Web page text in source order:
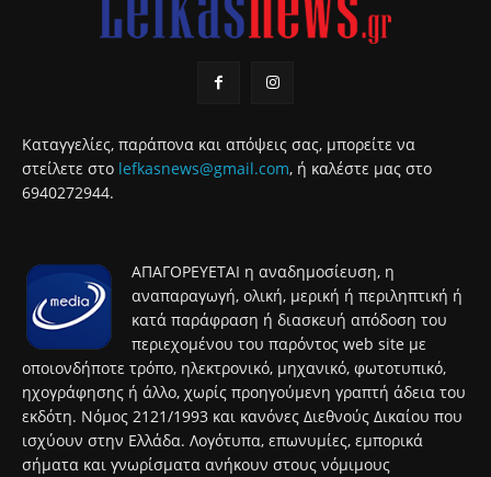
Καταγγελίες, παράπονα και απόψεις σας, μπορείτε να
στείλετε στο lefkasnews@gmail.com, ή καλέστε μας στο
6940272944.
ΑΠΑΓΟΡΕΥΕΤΑΙ η αναδημοσίευση, η
αναπαραγωγή, ολική, μερική ή περιληπτική ή
κατά παράφραση ή διασκευή απόδοση του
περιεχομένου του παρόντος web site με
οποιονδήποτε τρόπο, ηλεκτρονικό, μηχανικό, φωτοτυπικό,
ηχογράφησης ή άλλο, χωρίς προηγούμενη γραπτή άδεια του
εκδότη. Νόμος 2121/1993 και κανόνες Διεθνούς Δικαίου που
ισχύουν στην Ελλάδα. Λογότυπα, επωνυμίες, εμπορικά
σήματα και γνωρίσματα ανήκουν στους νόμιμους